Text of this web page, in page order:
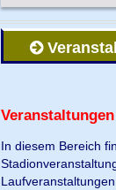
In diesem Bereich